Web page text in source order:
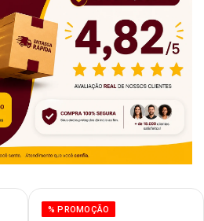
% PROMOÇÃO